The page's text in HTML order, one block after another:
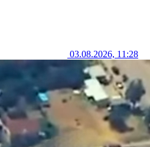
03.08.2026, 11:28